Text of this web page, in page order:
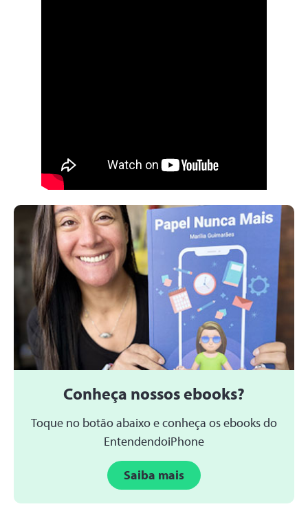
Conheça nossos ebooks?
Toque no botão abaixo e conheça os ebooks do
EntendendoiPhone
Saiba mais